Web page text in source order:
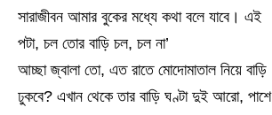
সারাজীবন আমার বুকের মধ্যে কথা বলে যাবে। এই
পটা, চল তোর বাড়ি চল, চল না’
আচ্ছা জ্বালা তো, এত রাতে মোদোমাতাল নিয়ে বাড়ি
ঢুকবে? এখান থেকে তার বাড়ি ঘণ্টা দুই আরো, পাশে